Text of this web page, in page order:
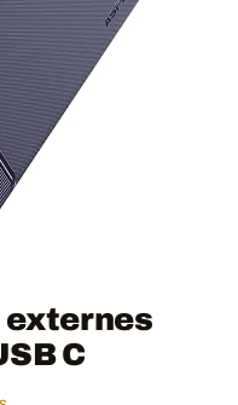
externes
C